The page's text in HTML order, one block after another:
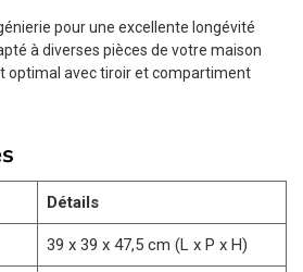
pour une excellente longévité
à diverses pièces de votre maison
optimal avec tiroir et compartiment
Détails
39 x 39 x 47,5 cm (L x P x H)